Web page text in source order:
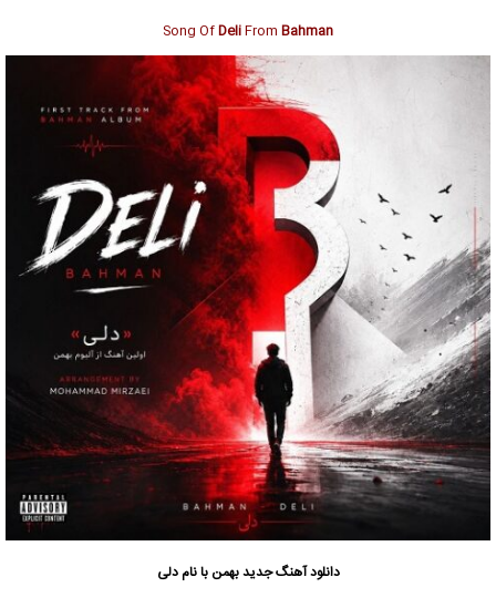
Song OfDeliFrom Bahman
دانلود آهنگ جدیدبهمن با نام دلی